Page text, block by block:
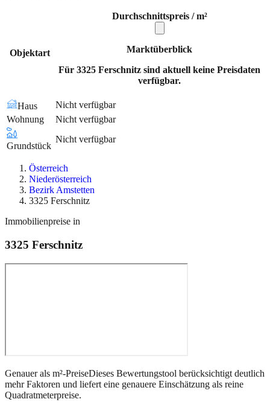
Objektart
Durchschnittspreis / m²
Marktüberblick
Für 3325 Ferschnitz sind aktuell keine Preisdaten
verfügbar.
Haus
Nicht verfügbar
Wohnung
Nicht verfügbar
Grundstück
Nicht verfügbar
Österreich
Niederösterreich
Bezirk Amstetten
3325 Ferschnitz
Immobilienpreise in
3325 Ferschnitz
Genauer als m²-PreiseDieses Bewertungstool berücksichtigt deutlich
mehr Faktoren und liefert eine genauere Einschätzung als reine
Quadratmeterpreise.